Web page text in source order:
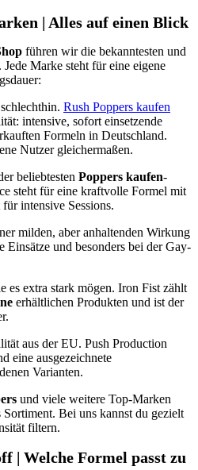
| Alles auf einen Blick
führen wir die bekanntesten und
Marke steht für eine eigene
Rush Poppers kaufen
intensive, sofort einsetzende
Formeln in Deutschland.
Nutzer gleichermaßen.
beliebtesten Poppers kaufen-
steht für eine kraftvolle Formel mit
intensive Sessions.
milden, aber anhaltenden Wirkung
Einsätze und besonders bei der Gay-
es extra stark mögen. Iron Fist zählt
erhältlichen Produkten und ist der
aus der EU. Push Production
eine ausgezeichnete
Varianten.
und viele weitere Top-Marken
Sortiment. Bei uns kannst du gezielt
filtern.
| Welche Formel passt zu